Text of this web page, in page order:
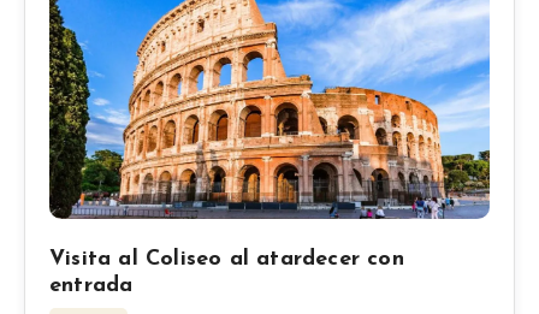
Visita al Coliseo al atardecer con
entrada